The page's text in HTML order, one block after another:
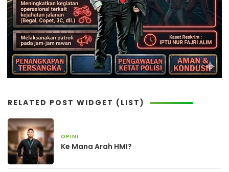
RELATED POST WIDGET (LIST)
OPINI
Ke Mana Arah HMI?